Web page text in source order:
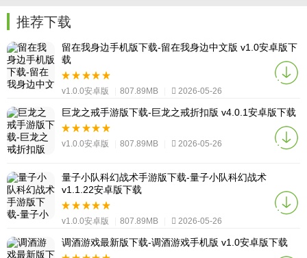
推荐下载
留在我身边手机版下载-留在我身边中文版 v1.0安卓版下
载
v1.0.0安卓版 807.89MB 2026-05-26
巨龙之戒手游版下载-巨龙之戒折扣版 v4.0.1安卓版下载
v1.0.0安卓版 807.89MB 2026-05-26
量子小队科幻战术手游版下载-量子小队科幻战术
v1.1.22安卓版下载
v1.0.0安卓版 807.89MB 2026-05-26
调酒游戏最新版下载-调酒游戏手机版 v1.0安卓版下载